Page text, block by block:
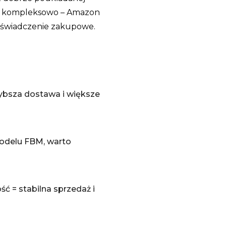
– Amazon
zakupowe.
dostawa i większe
FBM, warto
= stabilna sprzedaż i